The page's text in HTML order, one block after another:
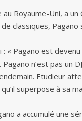
au Royaume-Uni, a
classiques, Pagano
: « Pagano est
n’est pas un
Etudieur
superpose à sa
a accumulé une